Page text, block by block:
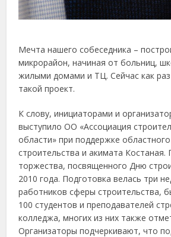
Мечта нашего собеседника –
микрорайон, начиная от больниц,
жилыми домами и ТЦ. Сейчас как
такой проект.
К слову, инициаторами и
выступило ОО «Ассоциация
области» при поддержке
строительства и акимата Костаная.
торжества, посвященного Дню
2010 года. Подготовка велась три
работников сферы строительства,
100 студентов и преподавателей
колледжа, многих из них также
Организаторы подчеркивают, что